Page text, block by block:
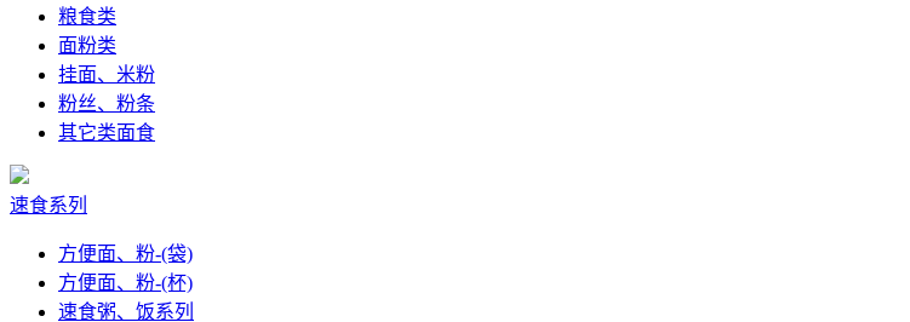
粮食类
面粉类
挂面、米粉
粉丝、粉条
其它类面食
速食系列
方便面、粉-(袋)
方便面、粉-(杯)
速食粥、饭系列